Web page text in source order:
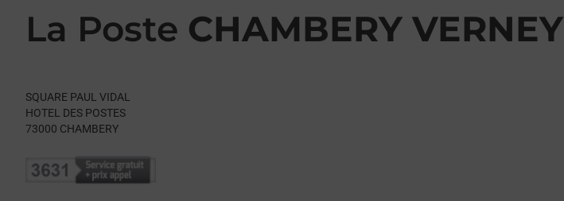
La Poste CHAMBERY VERNEY
SQUARE PAUL VIDAL
HOTEL DES POSTES
73000 CHAMBERY